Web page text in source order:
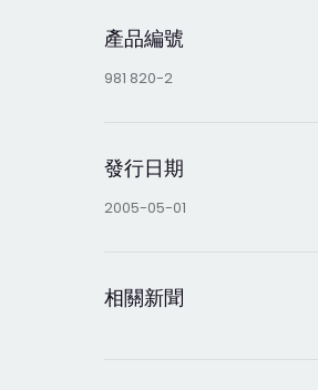
產品編號
981 820-2
發行日期
2005-05-01
相關新聞